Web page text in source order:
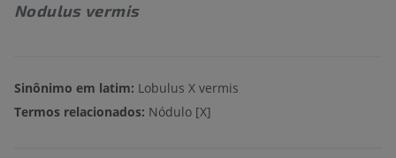
Nodulus vermis
Sinônimo em latim: Lobulus X vermis
Termos relacionados: Nódulo [X]